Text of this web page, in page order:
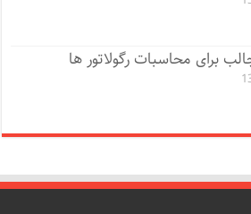
برای محاسبات رگولاتور ها